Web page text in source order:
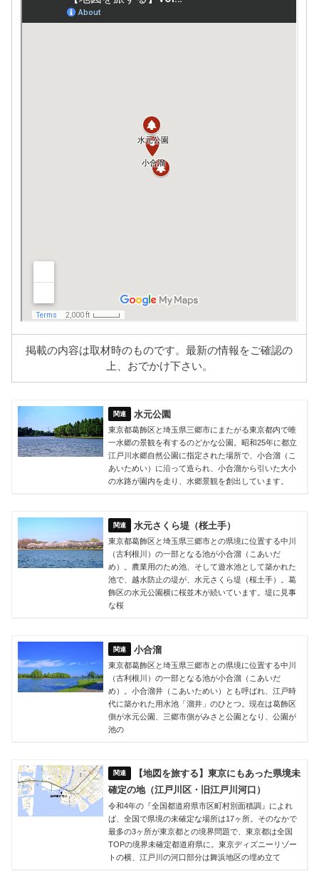
掲載の内容は取材時のものです。最新の情報をご確認の
上、おでかけ下さい。
水元公園
東京都葛飾区と埼玉県三郷市にまたがる東京都内で唯
一水郷の景観を有するのどかな公園。昭和25年に都立
江戸川水郷自然公園に指定された場所で、小合溜（こ
あいためい）に沿って造られ、小合溜から引いた大小
の水路が園内を走り、水郷景観を創出しています。
水元さくら堤（桜土手）
東京都葛飾区と埼玉県三郷市との県境に位置する中川
（古利根川）の一部となる池が小合溜（こあいだ
め）。農業用のため池、そして遊水池として築かれた
池で、越水防止の堤が、水元さくら堤（桜土手）。葛
飾区の水元公園横に桜並木が続いています。堤に見事
な桜
小合溜
東京都葛飾区と埼玉県三郷市との県境に位置する中川
（古利根川）の一部となる池が小合溜（こあいだ
め）。小合溜井（こあいためい）とも呼ばれ、江戸時
代に築かれた用水池「溜井」のひとつ。現在は葛飾区
側が水元公園、三郷市側がみさと公園となり、公園が
池の
【地図を旅する】東京にもあった県境未
確定の地（江戸川区・旧江戸川河口）
令和4年の『全国都道府県市区町村別面積調』によれ
ば、全国で県境の未確定な場所は17ヶ所。そのなかで
最多の3ヶ所が東京都との境界問題で、東京都は全国
TOPの境界未確定都道府県に。東京ディズニーリゾー
トの横、江戸川の河口部分は舞浜地区の埋め立て